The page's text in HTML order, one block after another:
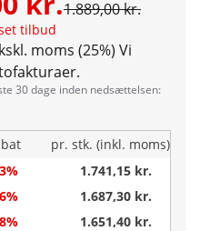
1.889,00 kr.
tilbud
moms (25%) Vi
30 dage inden nedsættelsen:
pr. stk. (inkl. moms)
3%
1.741,15 kr.
6%
1.687,30 kr.
8% 1.651,40 kr.